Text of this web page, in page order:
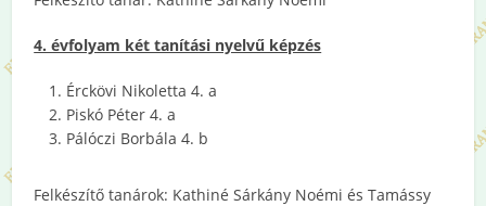
4. évfolyam két tanítási nyelvű képzés
Érckövi Nikoletta 4. a
Piskó Péter 4. a
Pálóczi Borbála 4. b
Felkészítő tanárok: Kathiné Sárkány Noémi és Tamássy